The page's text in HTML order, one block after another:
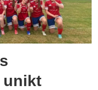
unikt